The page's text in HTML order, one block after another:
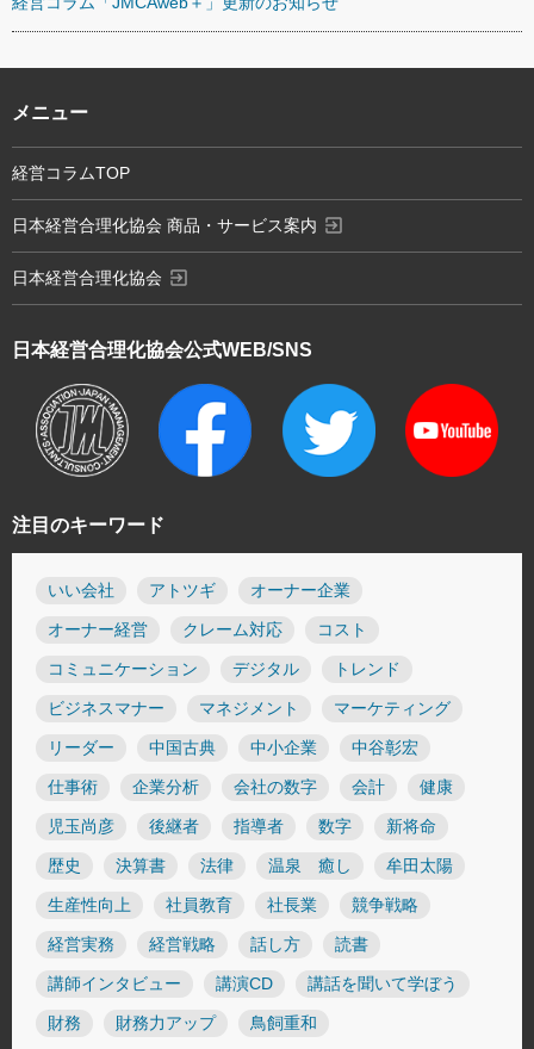
注目のキーワード
いい会社 アトツギ オーナー企業
オーナー経営 クレーム対応 コスト
コミュニケーション デジタル トレンド
ビジネスマナー マネジメント マーケティング
リーダー 中国古典 中小企業 中谷彰宏
仕事術 企業分析 会社の数字 会計 健康
児玉尚彦 後継者 指導者 数字 新将命
歴史 決算書 法律 温泉 癒し 牟田太陽
生産性向上 社員教育 社長業 競争戦略
経営実務 経営戦略 話し方 読書
講師インタビュー 講演CD 講話を聞いて学ぼう
財務 財務力アップ 鳥飼重和
日本経営合理化協会公式WEB/SNS
メニュー
経営コラムTOP
日本経営合理化協会 商品・サービス案内 exit_to_app
日本経営合理化協会 exit_to_app